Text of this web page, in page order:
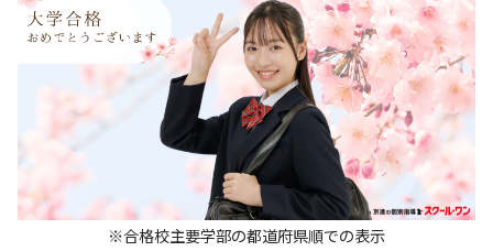
※合格校主要学部の都道府県順での表示